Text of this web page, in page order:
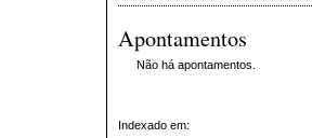
Apontamentos
Não há apontamentos.
Indexado em: